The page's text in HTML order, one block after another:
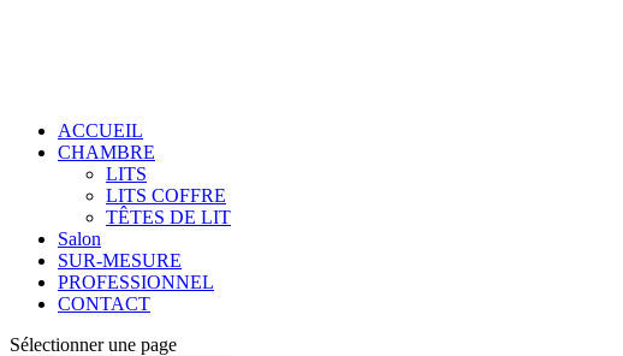
ACCUEIL
CHAMBRE
LITS
LITS COFFRE
TÊTES DE LIT
Salon
SUR-MESURE
PROFESSIONNEL
CONTACT
Sélectionner une page